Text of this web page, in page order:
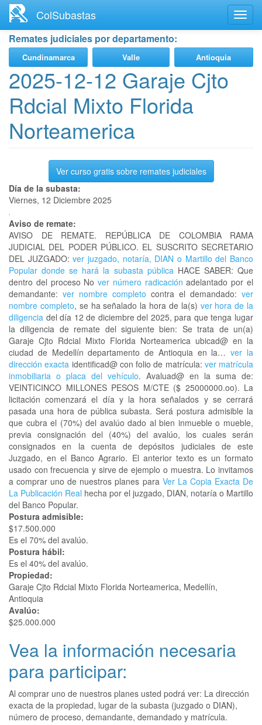
contenido
principal
ColSubastas
Remates judiciales por departamento:
Cundinamarca Valle Antioquia
2025-12-12 Garaje Cjto
Rdcial Mixto Florida
Norteamerica
Ver curso gratis sobre remates judiciales
Día de la subasta:
Viernes, 12 Diciembre 2025
Aviso de remate:
AVISO DE REMATE. REPÚBLICA DE COLOMBIA RAMA
JUDICIAL DEL PODER PÚBLICO. EL SUSCRITO SECRETARIO
DEL JUZGADO: ver juzgado, notaría, DIAN o Martillo del Banco
Popular donde se hará la subasta públicaHACE SABER: Que
dentro del proceso Nover número radicación adelantado por el
demandante: ver nombre completo contra el demandado: ver
nombre completo, se ha señalado la hora de la(s) ver hora de la
diligencia del día 12 de diciembre del 2025, para que tenga lugar
la diligencia de remate del siguiente bien: Se trata de un(a)
Garaje Cjto Rdcial Mixto Florida Norteamerica ubicad@ en la
ciudad de Medellín departamento de Antioquia en la…ver la
dirección exacta identificad@ con folio de matrícula: ver matrícula
inmobiliaria o placa del vehículo. Avaluad@ en la suma de:
VEINTICINCO MILLONES PESOS M/CTE ($ 25000000.oo). La
licitación comenzará el día y la hora señalados y se cerrará
pasada una hora de pública subasta. Será postura admisible la
que cubra el (70%) del avalúo dado al bien inmueble o mueble,
previa consignación del (40%) del avalúo, los cuales serán
consignados en la cuenta de depósitos judiciales de este
Juzgado, en el Banco Agrario. El anterior texto es un formato
usado con frecuencia y sirve de ejemplo o muestra. Lo invitamos
a comprar uno de nuestros planes para Ver La Copia Exacta De
La Publicación Real hecha por el juzgado, DIAN, notaría o Martillo
del Banco Popular.
Postura admisible:
$17.500.000
Es el 70% del avalúo.
Postura hábil:
Es el 40% del avalúo.
Propiedad:
Garaje Cjto Rdcial Mixto Florida Norteamerica, Medellín,
Antioquia
Avalúo:
$25.000.000
Vea la información necesaria
para participar:
Al comprar uno de nuestros planes usted podrá ver: La dirección
exacta de la propiedad, lugar de la subasta (juzgado o DIAN),
número de proceso, demandante, demandado y matrícula.